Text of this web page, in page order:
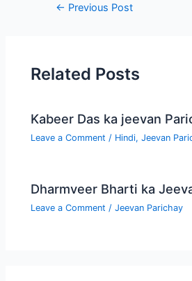
← Previous Post
Related Posts
Kabeer Das ka jeevan
Leave a Comment / Hindi,Jeevan
Dharmveer Bharti ka
Leave a Comment /Jeevan Parichay